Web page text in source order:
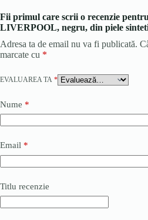
Fii primul care scrii o recenzie
LIVERPOOL, negru, din piele
Adresa ta de email nu va fi publicată.
marcate cu *
EVALUAREA TA *
Nume *
Email *
Titlu recenzie